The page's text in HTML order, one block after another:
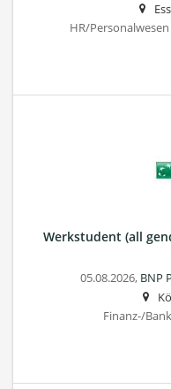
HR/
Werkstudent (all
05.08.2026, BNP
Finanz-/